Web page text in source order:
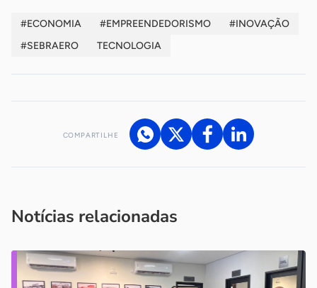
#ECONOMIA #EMPREENDEDORISMO
#INOVAÇÃO
#SEBRAERO
TECNOLOGIA
COMPARTILHE
Notícias relacionadas